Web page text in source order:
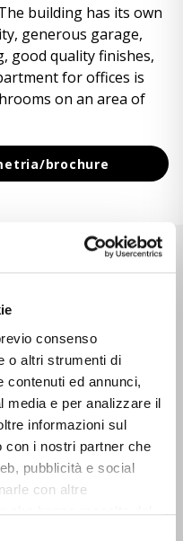
consenso
o altri strumenti di
contenuti ed annunci,
media e per analizzare il
informazioni sul
con i nostri partner che
pubblicità e social
con altre
building has its own
generous garage,
good quality finishes,
for offices is
on an area of
brochure
2
unfurnished